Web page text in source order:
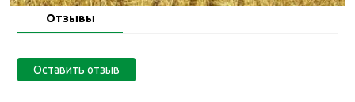
Отзывы
Оставить отзыв